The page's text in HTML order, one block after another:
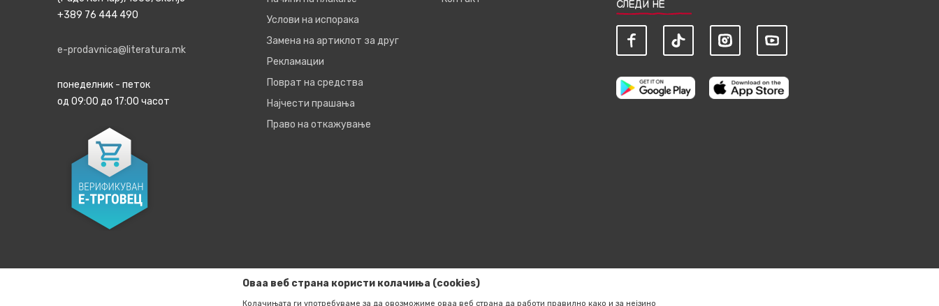
+389 76 444 490
e-prodavnica@literatura.mk
понеделник - петок
од 09:00 до 17:00 часот
Услови на испорака
Замена на артиклот за друг
Рекламации
Поврат на средства
Најчести прашања
Право на откажување
СЛЕДИ НЀ
Оваа веб страна користи колачиња (cookies)
Колачињата ги употребуваме за да овозможиме оваа веб страна да работи правилно како и за нејзино